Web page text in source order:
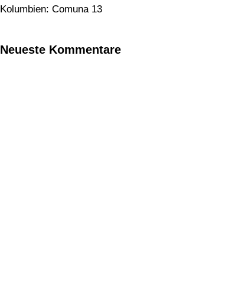
Kolumbien: Comuna 13
Neueste Kommentare